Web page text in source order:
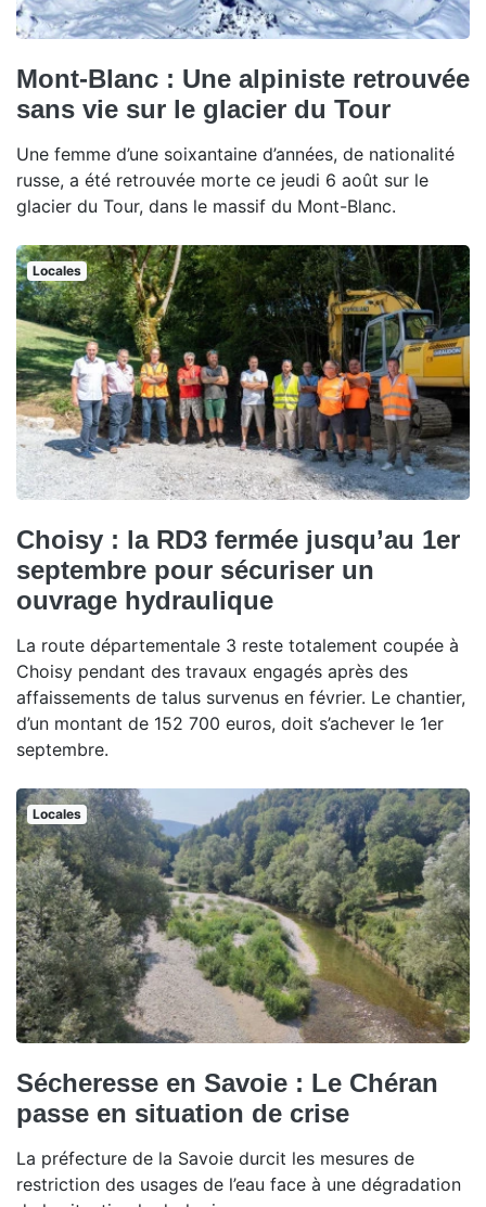
Mont-Blanc : Une alpiniste retrouvée
sans vie sur le glacier du Tour
Une femme d’une soixantaine d’années, de nationalité
russe, a été retrouvée morte ce jeudi 6 août sur le
glacier du Tour, dans le massif du Mont-Blanc.
Locales
Choisy : la RD3 fermée jusqu’au 1er
septembre pour sécuriser un
ouvrage hydraulique
La route départementale 3 reste totalement coupée à
Choisy pendant des travaux engagés après des
affaissements de talus survenus en février. Le chantier,
d’un montant de 152 700 euros, doit s’achever le 1er
septembre.
Locales
Sécheresse en Savoie : Le Chéran
passe en situation de crise
La préfecture de la Savoie durcit les mesures de
restriction des usages de l’eau face à une dégradation